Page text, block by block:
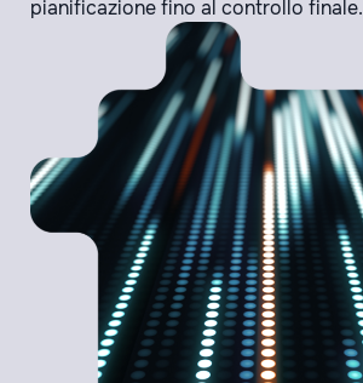
pianificazione fino al controllo finale.